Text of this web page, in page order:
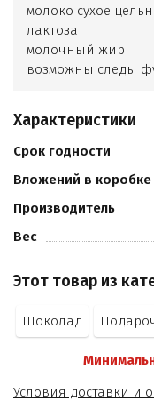
молоко сухое
лактоза
молочный жир
возможны следы
какао продуктов не
кандурин
пищевой краситель.
Характеристики
Срок годности
Вложений в коробке
Производитель
Вес
Этот товар из
Шоколад
Условия доставки и